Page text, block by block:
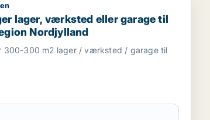
virtuelt kontor,
lager, værksted eller garage til salg i
lager, værksted eller garage til
Nordjylland
300-300 m2 lager / værksted / garage til